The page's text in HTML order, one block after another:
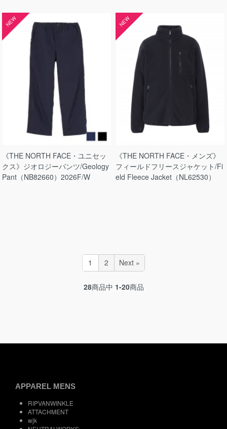
NEW
《THE NORTH FACE・ユニセッ
クス》ジオロジーパンツ/Geology
Pant（NB82660）2026F/W
NEW
《THE NORTH FACE・メンズ》
フィールドフリースジャケット/Fi
eld Fleece Jacket（NL62530）
1 2 Next »
28商品中 1-20商品
APPAREL MENS
RIPVANWINKLE
ATTACHMENT
wjk